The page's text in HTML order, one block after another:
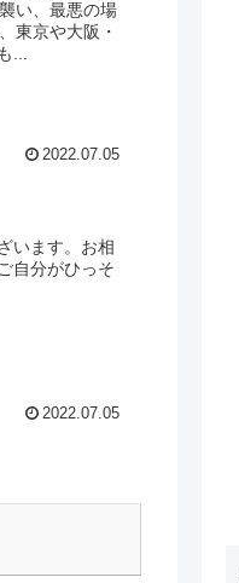
い、最悪の場
東京や大阪・
...
2022.07.05
います。お相
自分がひっそ
2022.07.05